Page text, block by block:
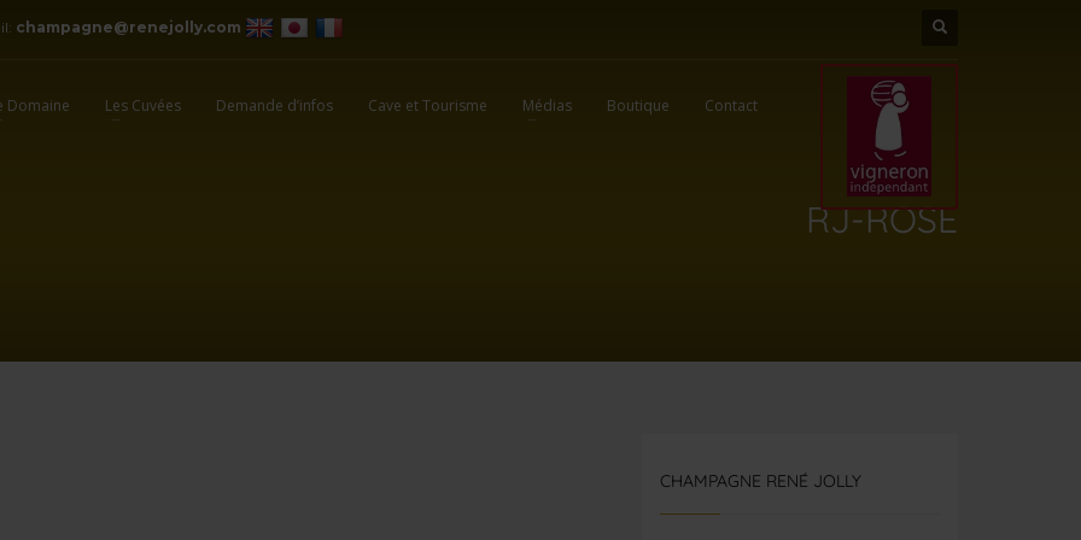
champagne@renejolly.com
Domaine Les Cuvées Demande d’infos Cave et Tourisme Médias Boutique Contact
RJ-ROSE
CHAMPAGNE RENÉ JOLLY